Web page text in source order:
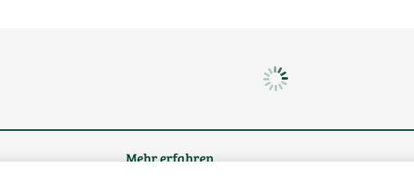
Mehr erfahren